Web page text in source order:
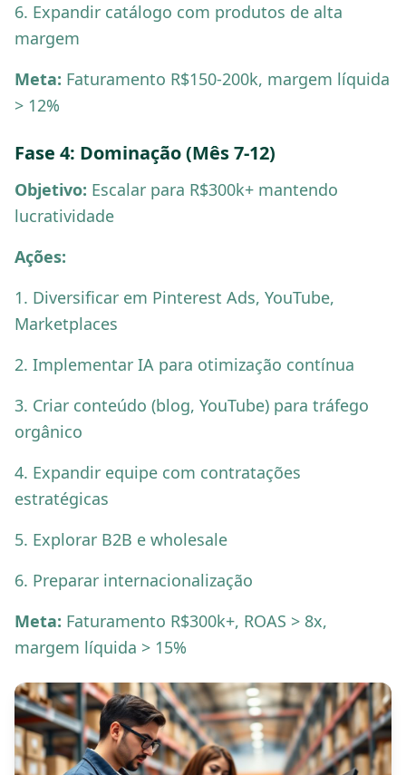
6. Expandir catálogo com produtos de alta
margem
Meta: Faturamento R$150-200k, margem líquida
> 12%
Fase 4: Dominação (Mês 7-12)
Objetivo: Escalar para R$300k+ mantendo
lucratividade
Ações:
1. Diversificar em Pinterest Ads, YouTube,
Marketplaces
2. Implementar IA para otimização contínua
3. Criar conteúdo (blog, YouTube) para tráfego
orgânico
4. Expandir equipe com contratações
estratégicas
5. Explorar B2B e wholesale
6. Preparar internacionalização
Meta: Faturamento R$300k+, ROAS > 8x,
margem líquida > 15%